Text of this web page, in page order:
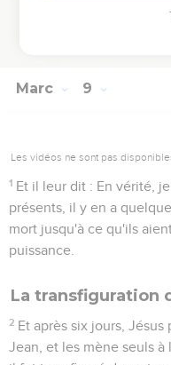
cette génération
Marc 9
Les vidéos ne sont pas
1 Et il leur dit : En vérité,
présents, il y en a
mort jusqu'à ce qu'ils
puissance.
La transfiguration
2 Et après six jours,
Jean, et les mène seuls